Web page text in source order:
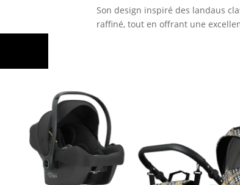
Son design inspiré des landaus
raffiné, tout en offrant une